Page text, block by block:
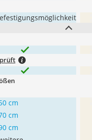
cm
cm
cm